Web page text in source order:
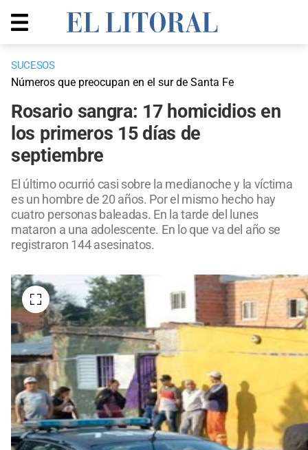
SUCESOS
Números que preocupan en el sur de Santa Fe
Rosario sangra: 17 homicidios en
los primeros 15 días de
septiembre
El último ocurrió casi sobre la medianoche y la víctima
es un hombre de 20 años. Por el mismo hecho hay
cuatro personas baleadas. En la tarde del lunes
mataron a una adolescente. En lo que va del año se
registraron 144 asesinatos.